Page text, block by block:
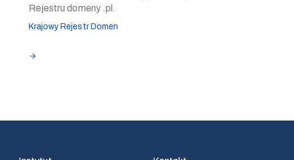
Rejestru domeny .pl.
Krajowy Rejestr Domen